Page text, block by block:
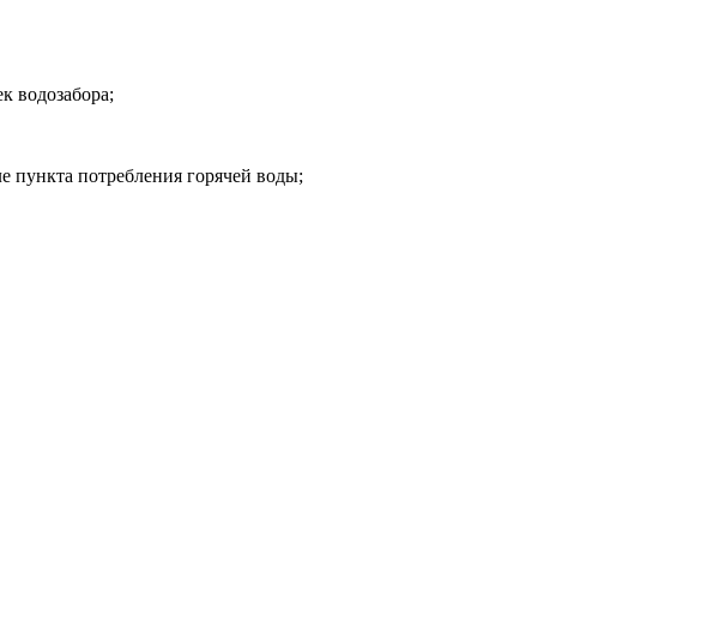
водозабора;
пункта потребления горячей воды;